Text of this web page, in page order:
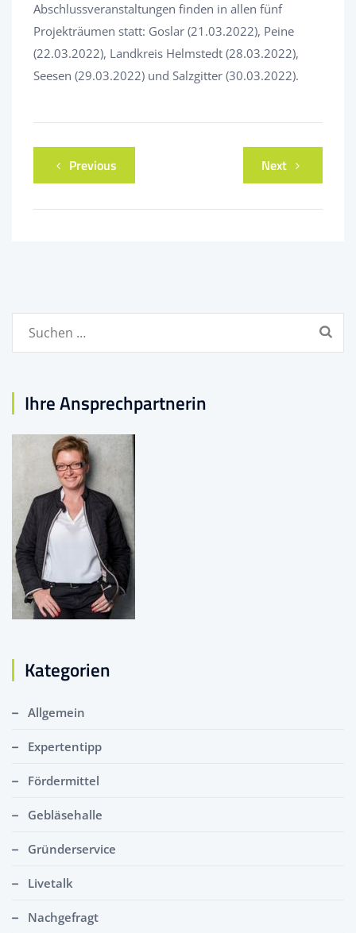
Abschlussveranstaltungen finden in allen fünf
Projekträumen statt: Goslar (21.03.2022), Peine
(22.03.2022), Landkreis Helmstedt (28.03.2022),
Seesen (29.03.2022) und Salzgitter (30.03.2022).
Previous Next
Suchen
Ihre Ansprechpartnerin
Kategorien
Allgemein
Expertentipp
Fördermittel
Gebläsehalle
Gründerservice
Livetalk
Nachgefragt